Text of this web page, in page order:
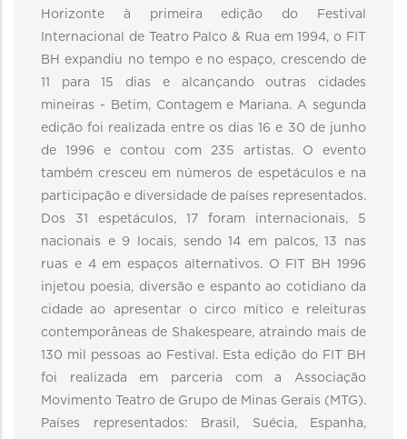
Horizonte à primeira edição do Festival
Internacional de Teatro Palco & Rua em 1994, o FIT
BH expandiu no tempo e no espaço, crescendo de
11 para 15 dias e alcançando outras cidades
mineiras - Betim, Contagem e Mariana. A segunda
edição foi realizada entre os dias 16 e 30 de junho
de 1996 e contou com 235 artistas. O evento
também cresceu em números de espetáculos e na
participação e diversidade de países representados.
Dos 31 espetáculos, 17 foram internacionais, 5
nacionais e 9 locais, sendo 14 em palcos, 13 nas
ruas e 4 em espaços alternativos. O FIT BH 1996
injetou poesia, diversão e espanto ao cotidiano da
cidade ao apresentar o circo mítico e releituras
contemporâneas de Shakespeare, atraindo mais de
130 mil pessoas ao Festival. Esta edição do FIT BH
foi realizada em parceria com a Associação
Movimento Teatro de Grupo de Minas Gerais (MTG).
Países representados: Brasil, Suécia, Espanha,